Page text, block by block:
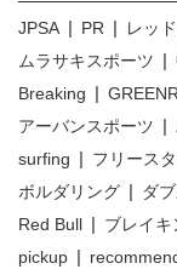
JPSA PR レッ
ムラサキスポーツ
Breaking
アーバンスポーツ
surfing
フリース
ボルダリング
ダ
Red Bull
ブレイキ
pickup